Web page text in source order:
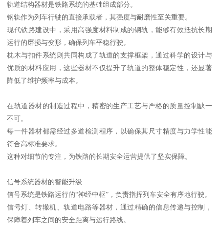
轨道结构器材是铁路系统的基础组成部分。
钢轨作为列车行驶的直接承载者，其强度与耐磨性至关重要。
现代铁路建设中，采用高强度材料制成的钢轨，能够有效抵抗长期
运行的磨损与变形，确保列车平稳行驶。
枕木与扣件系统则共同构成了轨道的支撑框架，通过科学的设计与
优质的材料应用，这些器材不仅提升了轨道的整体稳定性，还显著
降低了维护频率与成本。
在轨道器材的制造过程中，精密的生产工艺与严格的质量控制缺一
不可。
每一件器材都需经过多道检测程序，以确保其尺寸精度与力学性能
符合高标准要求。
这种对细节的专注，为铁路的长期安全运营提供了坚实保障。
信号系统器材的智能升级
信号系统是铁路运行的“神经中枢”，负责指挥列车安全有序地行驶。
信号灯、转辙机、轨道电路等器材，通过精确的信息传递与控制，
保障着列车之间的安全距离与运行路线。